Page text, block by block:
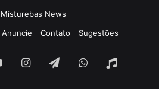
News
Anuncie Contato Sugestões
YouTubeInstagramTelegramWhatsApp